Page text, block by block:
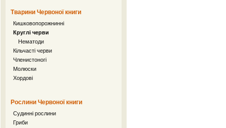
Тварини Червоної книги
Кишковопорожнинні
Круглі черви
Нематоди
Кільчасті черви
Членистоногі
Молюски
Хордові
Рослини Червоної книги
Судинні рослини
Гриби